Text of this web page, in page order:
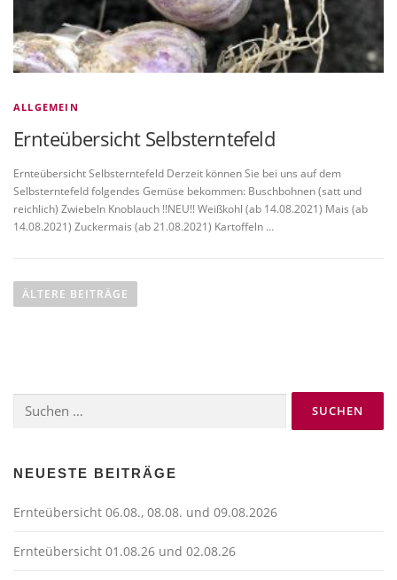
ALLGEMEIN
Ernteübersicht Selbsterntefeld
Ernteübersicht Selbsterntefeld Derzeit können Sie bei uns auf dem
Selbsterntefeld folgendes Gemüse bekommen: Buschbohnen (satt und
reichlich) Zwiebeln Knoblauch !!NEU!! Weißkohl (ab 14.08.2021) Mais (ab
14.08.2021) Zuckermais (ab 21.08.2021) Kartoffeln …
e
a
i
g
ÄLTERE BEITRÄGE
nach:
NEUESTE BEITRÄGE
Ernteübersicht 06.08., 08.08. und 09.08.2026
Ernteübersicht 01.08.26 und 02.08.26